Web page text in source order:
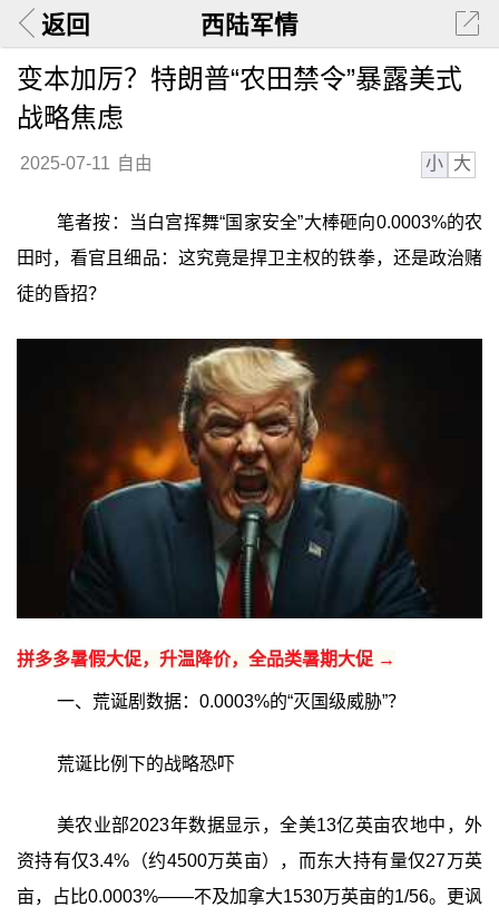
返回 西陆军情
变本加厉？特朗普“农田禁令”暴露美式
战略焦虑
2025-07-11 自由 小 大
笔者按：当白宫挥舞“国家安全”大棒砸向0.0003%的农
田时，看官且细品：这究竟是捍卫主权的铁拳，还是政治赌
徒的昏招？
拼多多暑假大促，升温降价，全品类暑期大促 →
一、荒诞剧数据：0.0003%的“灭国级威胁”？
荒诞比例下的战略恐吓
美农业部2023年数据显示，全美13亿英亩农地中，外
资持有仅3.4%（约4500万英亩），而东大持有量仅27万英
亩，占比0.0003%——不及加拿大1530万英亩的1/56。更讽